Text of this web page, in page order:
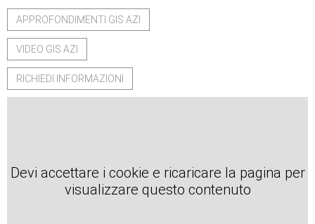
APPROFONDIMENTI GIS AZI
VIDEO GIS AZI
RICHIEDI INFORMAZIONI
Devi accettare i cookie e ricaricare la pagina per
visualizzare questo contenuto